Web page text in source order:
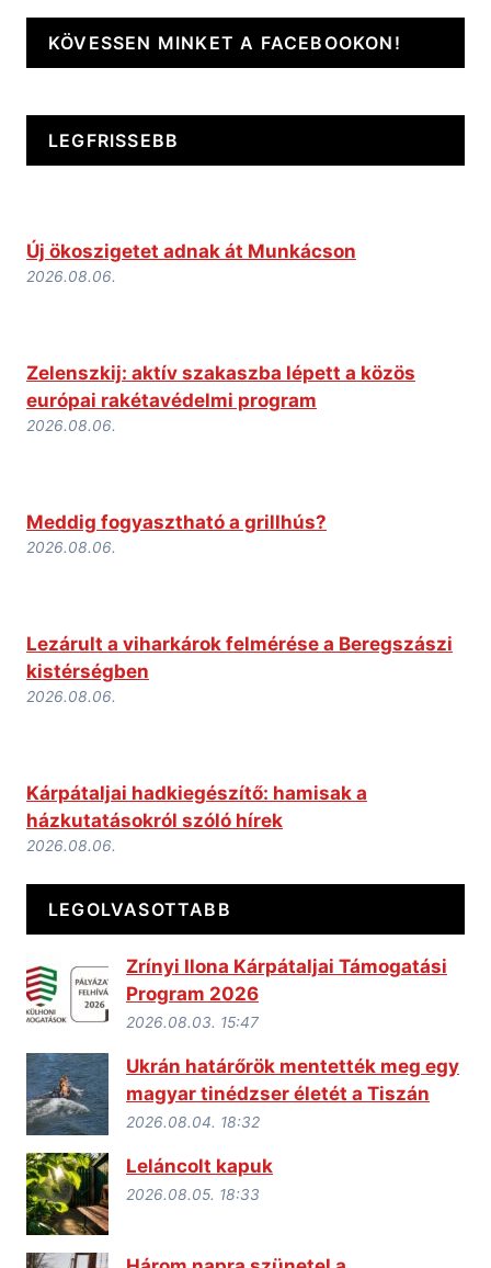
KÖVESSEN MINKET A FACEBOOKON!
LEGFRISSEBB
Új ökoszigetet adnak át Munkácson
2026.08.06.
Zelenszkij: aktív szakaszba lépett a közös
európai rakétavédelmi program
2026.08.06.
Meddig fogyasztható a grillhús?
2026.08.06.
Lezárult a viharkárok felmérése a Beregszászi
kistérségben
2026.08.06.
Kárpátaljai hadkiegészítő: hamisak a
házkutatásokról szóló hírek
2026.08.06.
LEGOLVASOTTABB
Zrínyi Ilona Kárpátaljai Támogatási
Program 2026
2026.08.03. 15:47
Ukrán határőrök mentették meg egy
magyar tinédzser életét a Tiszán
2026.08.04. 18:32
Leláncolt kapuk
2026.08.05. 18:33